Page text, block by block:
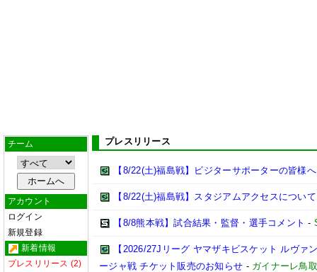
チーム
アカウント
ログイン
新規登録
新着情報
プレスリリース (2)
プレスリリース
【8/22(土)福島戦】ビジターサポーターの皆様へ
【8/22(土)福島戦】スタジアムアクセスについて
【8/8熊本戦】試合結果・監督・選手コメント -
【2026/27Jリーグ ヤマザキビスケット ルヴ
ージャ戦 チケット販売のお知らせ - ガイナーレ鳥取